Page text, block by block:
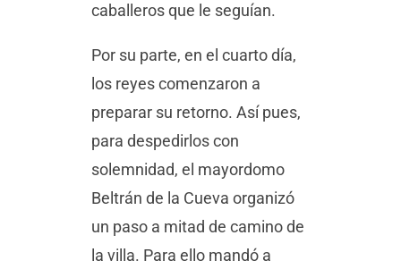
caballeros que le seguían.
Por su parte, en el cuarto día,
los reyes comenzaron a
preparar su retorno. Así pues,
para despedirlos con
solemnidad, el mayordomo
Beltrán de la Cueva organizó
un paso a mitad de camino de
la villa. Para ello mandó a